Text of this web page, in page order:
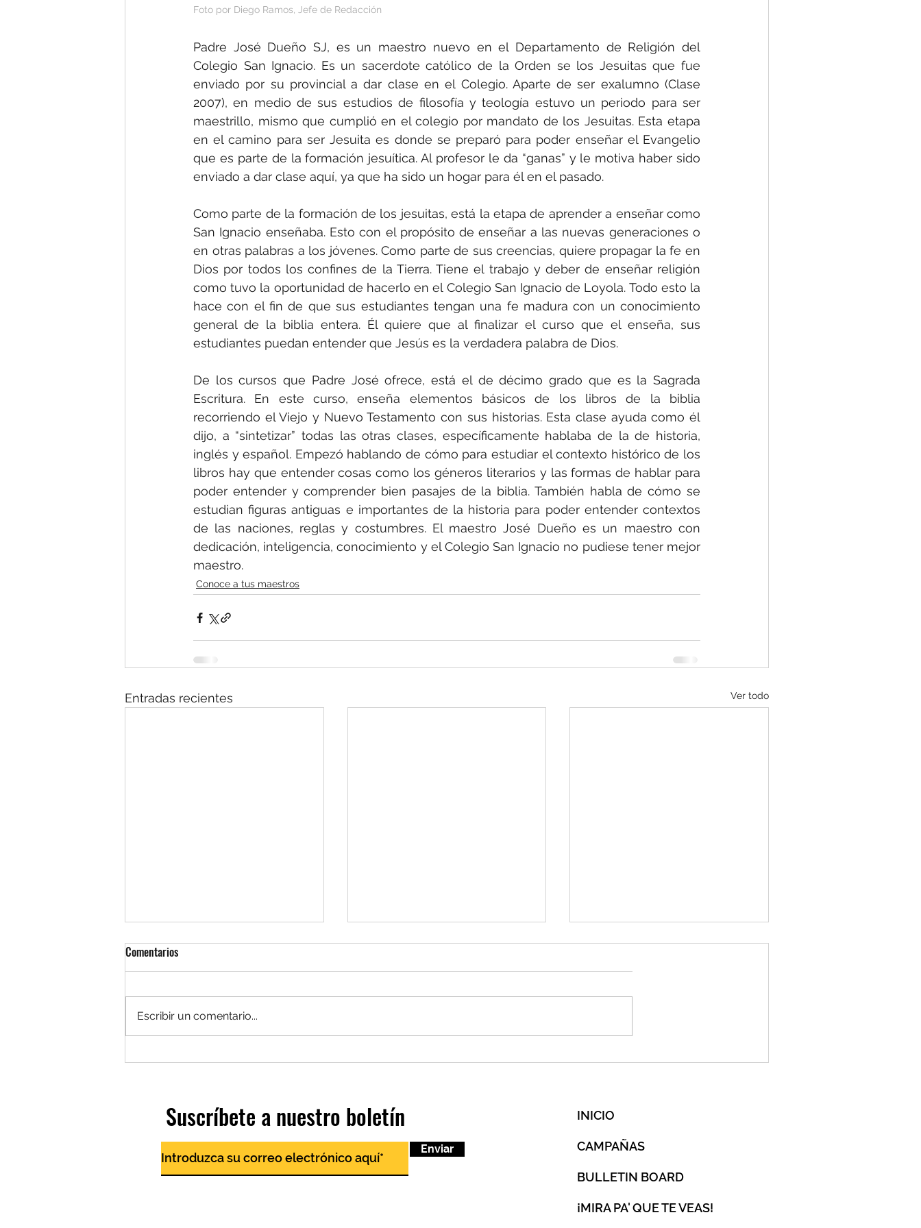
Foto por Diego Ramos, Jefe de Redacción
Padre José Dueño SJ, es un maestro nuevo en el Departamento de Religión del
Colegio San Ignacio. Es un sacerdote católico de la Orden se los Jesuitas que fue
enviado por su provincial a dar clase en el Colegio. Aparte de ser exalumno (Clase
2007), en medio de sus estudios de filosofía y teología estuvo un periodo para ser
maestrillo, mismo que cumplió en el colegio por mandato de los Jesuitas. Esta etapa
en el camino para ser Jesuita es donde se preparó para poder enseñar el Evangelio
que es parte de la formación jesuítica. Al profesor le da “ganas” y le motiva haber sido
enviado a dar clase aquí, ya que ha sido un hogar para él en el pasado.
Como parte de la formación de los jesuitas, está la etapa de aprender a enseñar como
San Ignacio enseñaba. Esto con el propósito de enseñar a las nuevas generaciones o
en otras palabras a los jóvenes. Como parte de sus creencias, quiere propagar la fe en
Dios por todos los confines de la Tierra. Tiene el trabajo y deber de enseñar religión
como tuvo la oportunidad de hacerlo en el Colegio San Ignacio de Loyola. Todo esto la
hace con el fin de que sus estudiantes tengan una fe madura con un conocimiento
general de la biblia entera. Él quiere que al finalizar el curso que el enseña, sus
estudiantes puedan entender que Jesús es la verdadera palabra de Dios.
De los cursos que Padre José ofrece, está el de décimo grado que es la Sagrada
Escritura. En este curso, enseña elementos básicos de los libros de la biblia
recorriendo el Viejo y Nuevo Testamento con sus historias. Esta clase ayuda como él
dijo, a “sintetizar” todas las otras clases, específicamente hablaba de la de historia,
inglés y español. Empezó hablando de cómo para estudiar el contexto histórico de los
libros hay que entender cosas como los géneros literarios y las formas de hablar para
poder entender y comprender bien pasajes de la biblia. También habla de cómo se
estudian figuras antiguas e importantes de la historia para poder entender contextos
de las naciones, reglas y costumbres. El maestro José Dueño es un maestro con
dedicación, inteligencia, conocimiento y el Colegio San Ignacio no pudiese tener mejor
maestro.
Conoce a tus maestros
Entradas recientes Ver todo
Conoce a Yamiris Álvarez
Comentarios
Escribir un comentario...
Suscríbete a nuestro boletín
Enviar
INICIO
CAMPAÑAS
BULLETIN BOARD
¡MIRA PA' QUE TE VEAS!